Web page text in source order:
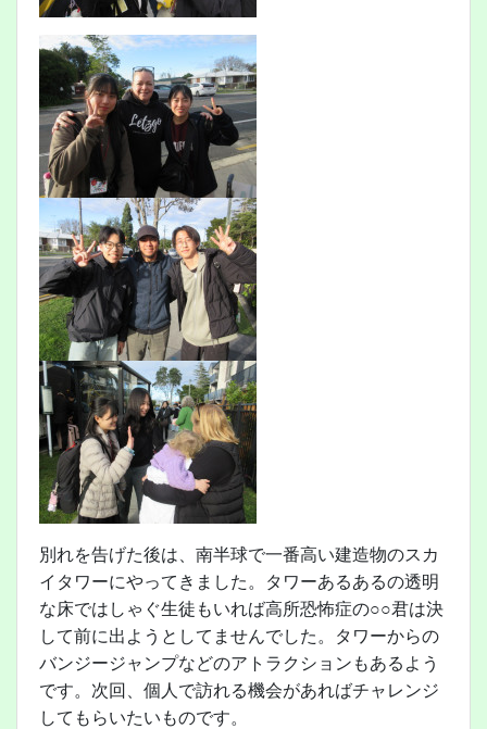
別れを告げた後は、南半球で一番高い建造物のスカ
イタワーにやってきました。タワーあるあるの透明
な床ではしゃぐ生徒もいれば高所恐怖症の○○君は決
して前に出ようとしてませんでした。タワーからの
バンジージャンプなどのアトラクションもあるよう
です。次回、個人で訪れる機会があればチャレンジ
してもらいたいものです。